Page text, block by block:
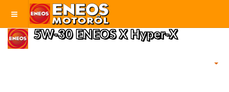
5W-30 ENEOS X Hyper-X